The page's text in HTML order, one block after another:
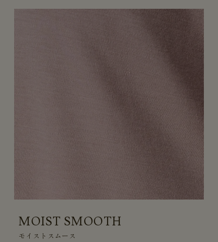
MOIST SMOOTH
モイストスムース